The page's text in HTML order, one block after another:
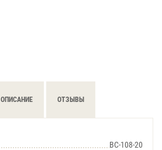
ОПИСАНИЕ ОТЗЫВЫ
BC-108-20